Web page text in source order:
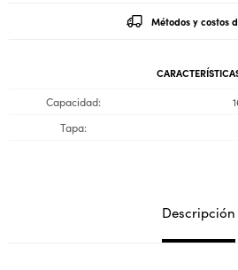
Métodos y costos
Capacidad
Tapa
Descripción